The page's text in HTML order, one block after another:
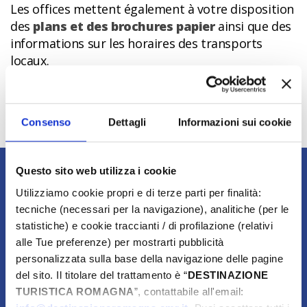
Consenso Dettagli Informazioni sui cookie
Questo sito web utilizza i cookie
Utilizziamo cookie propri e di terze parti per finalità:
tecniche (necessari per la navigazione), analitiche (per le
statistiche) e cookie traccianti / di profilazione (relativi
alle Tue preferenze) per mostrarti pubblicità
personalizzata sulla base della navigazione delle pagine
del sito. Il titolare del trattamento è “DESTINAZIONE
TURISTICA ROMAGNA”, contattabile all'email:
Les offices mettent également à votre disposition
des plans et des brochures papierainsi que des
informations sur les horaires des transports
locaux.
l’office le plus proche
de votre prochaine destination, il vous suffit de
consulter la carte ci-dessous.
Dernière mise à jour 24/07/2024
Contenu propriété de Destinazione Turistica Romagna